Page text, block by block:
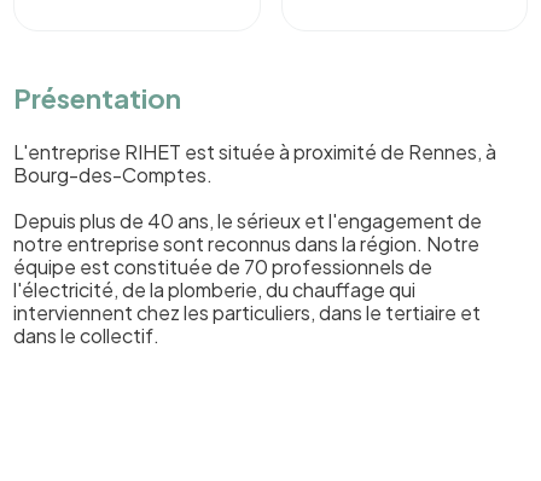
Présentation
L'entreprise RIHET est située à proximité de Rennes, à
Bourg-des-Comptes.
Depuis plus de 40 ans, le sérieux et l'engagement de
notre entreprise sont reconnus dans la région. Notre
équipe est constituée de 70 professionnels de
l'électricité, de la plomberie, du chauffage qui
interviennent chez les particuliers, dans le tertiaire et
dans le collectif.